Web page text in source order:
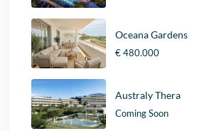
Oceana Gardens
€ 480.000
Australy Thera
Coming Soon